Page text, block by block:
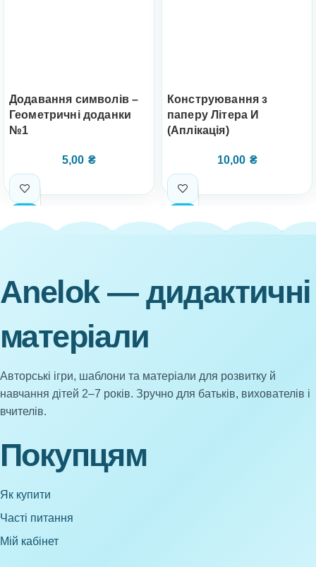
Додавання символів –
Геометричні доданки
№1
5,00 ₴
Конструювання з
паперу Літера И
(Аплікація)
10,00 ₴
Anelok — дидактичні
матеріали
Авторські ігри, шаблони та матеріали для розвитку й
навчання дітей 2–7 років. Зручно для батьків, вихователів і
вчителів.
Покупцям
Як купити
Часті питання
Мій кабінет